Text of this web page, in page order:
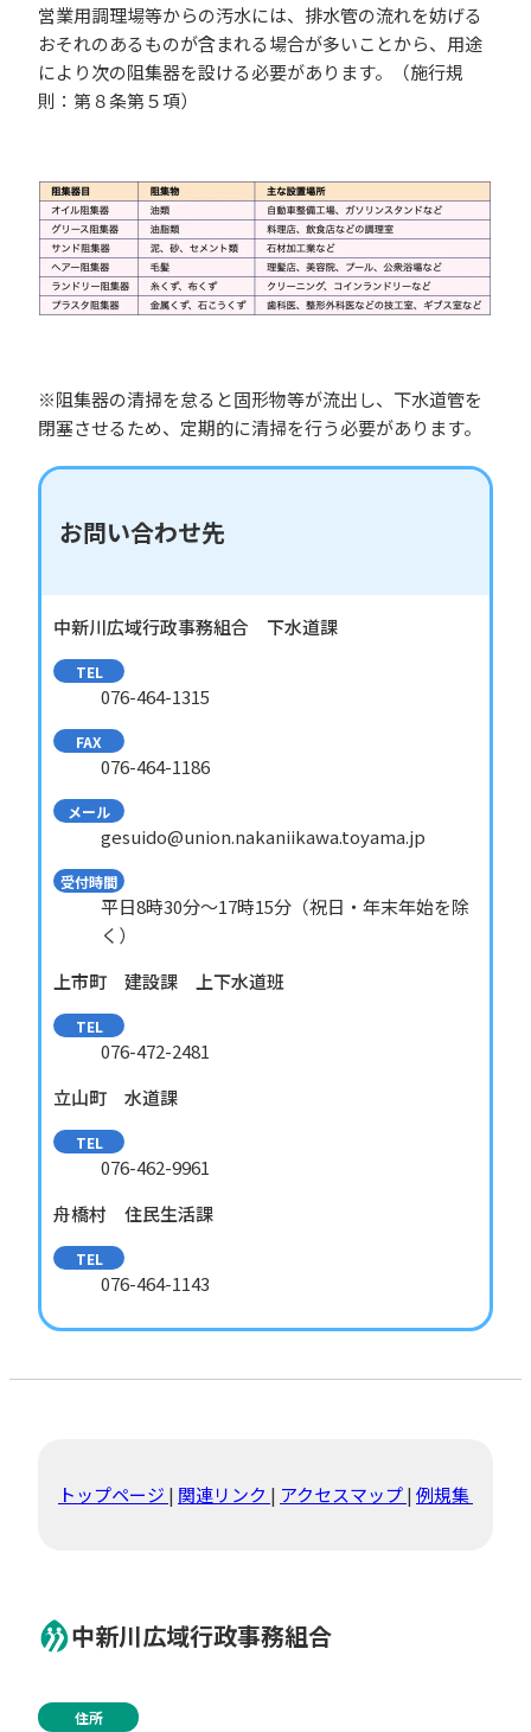
営業用調理場等からの汚水には、排水管の流れを妨げる
おそれのあるものが含まれる場合が多いことから、用途
により次の阻集器を設ける必要があります。（施行規
則：第８条第５項）
※阻集器の清掃を怠ると固形物等が流出し、下水道管を
閉塞させるため、定期的に清掃を行う必要があります。
お問い合わせ先
中新川広域行政事務組合 下水道課
TEL
076-464-1315
FAX
076-464-1186
メール
gesuido@union.nakaniikawa.toyama.jp
受付時間
平日8時30分〜17時15分（祝日・年末年始を除
く）
上市町 建設課 上下水道班
TEL
076-472-2481
立山町 水道課
TEL
076-462-9961
舟橋村 住民生活課
TEL
076-464-1143
トップページ 関連リンク アクセスマップ 例規集
中新川広域行政事務組合
住所